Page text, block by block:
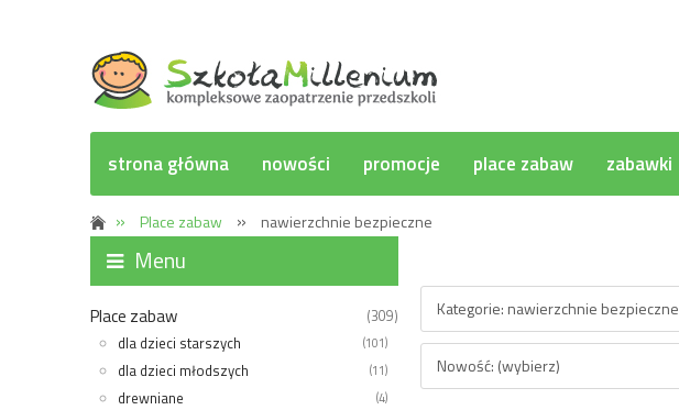
strona główna nowości promocje place zabaw zabawki
»
Place zabaw » nawierzchnie bezpieczne
Menu
Place zabaw (309)
dla dzieci starszych (101)
dla dzieci młodszych (11)
drewniane (4)
Kategorie: nawierzchnie bezpieczne
Nowość: (wybierz)